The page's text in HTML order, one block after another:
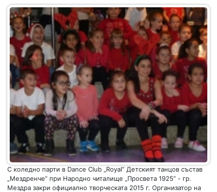
С коледно парти в Dance Club „Royal” Детският танцов състав
„Мездренче” при Народно читалище „Просвета 1925” - гр.
Мездра закри официално творческата 2015 г. Организатор на